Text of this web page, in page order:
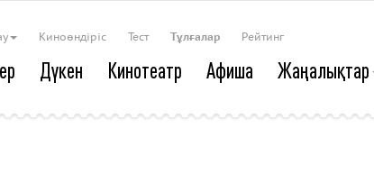
Киноөндіріс Тест Тұлғалар Рейтинг
Дүкен Кинотеатр Афиша Жаңалықтар